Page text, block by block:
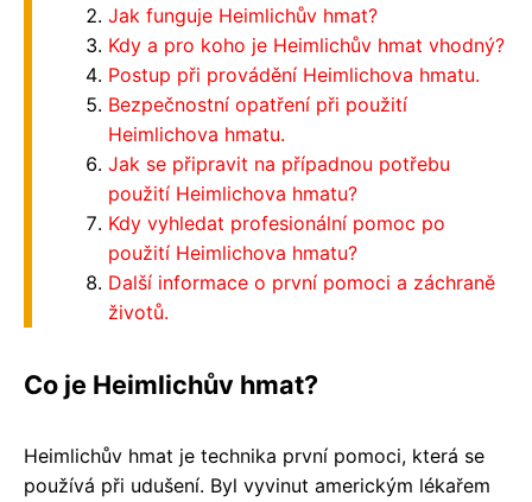
Jak funguje Heimlichův hmat?
Kdy a pro koho je Heimlichův hmat vhodný?
Postup při provádění Heimlichova hmatu.
Bezpečnostní opatření při použití
Heimlichova hmatu.
Jak se připravit na případnou potřebu
použití Heimlichova hmatu?
Kdy vyhledat profesionální pomoc po
použití Heimlichova hmatu?
Další informace o první pomoci a záchraně
životů.
Co je Heimlichův hmat?
Heimlichův hmat je technika první pomoci, která se
používá při udušení. Byl vyvinut americkým lékařem